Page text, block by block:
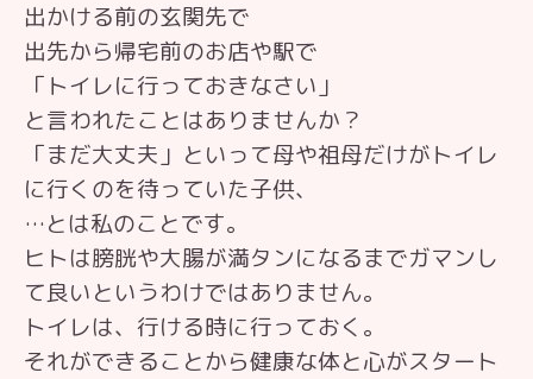
出かける前の玄関先で
出先から帰宅前のお店や駅で
「トイレに行っておきなさい」
と言われたことはありませんか？
「まだ大丈夫」といって母や祖母だけがトイレ
に行くのを待っていた子供、
…とは私のことです。
ヒトは膀胱や大腸が満タンになるまでガマンし
て良いというわけではありません。
トイレは、行ける時に行っておく。
それができることから健康な体と心がスタート